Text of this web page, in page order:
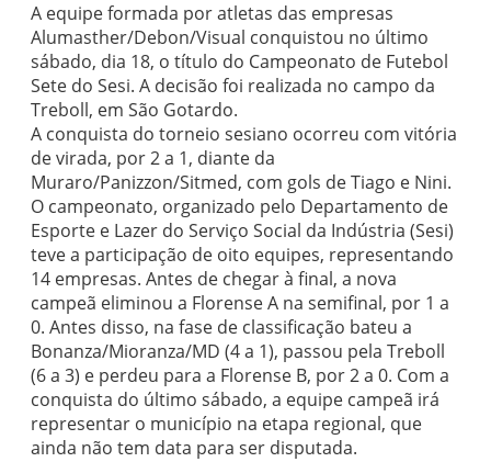
A equipe formada por atletas das empresas
Alumasther/Debon/Visual conquistou no último
sábado, dia 18, o título do Campeonato de Futebol
Sete do Sesi. A decisão foi realizada no campo da
Treboll, em São Gotardo.
A conquista do torneio sesiano ocorreu com vitória
de virada, por 2 a 1, diante da
Muraro/Panizzon/Sitmed, com gols de Tiago e Nini.
O campeonato, organizado pelo Departamento de
Esporte e Lazer do Serviço Social da Indústria (Sesi)
teve a participação de oito equipes, representando
14 empresas. Antes de chegar à final, a nova
campeã eliminou a Florense A na semifinal, por 1 a
0. Antes disso, na fase de classificação bateu a
Bonanza/Mioranza/MD (4 a 1), passou pela Treboll
(6 a 3) e perdeu para a Florense B, por 2 a 0. Com a
conquista do último sábado, a equipe campeã irá
representar o município na etapa regional, que
ainda não tem data para ser disputada.